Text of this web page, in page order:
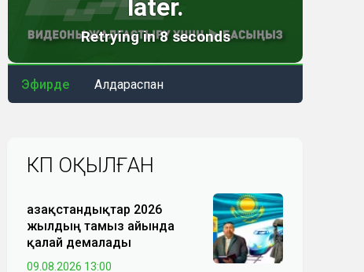
Эфирде Алдараспан
КӨП ОҚЫЛҒАН
Қазақстандықтар 2026
жылдың тамыз айында
қалай демалады
09.08.2026 13:00